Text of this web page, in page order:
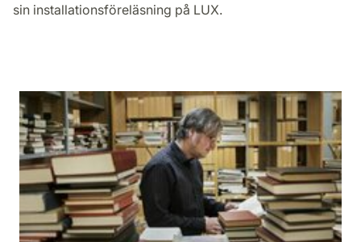
sin installationsföreläsning på LUX.